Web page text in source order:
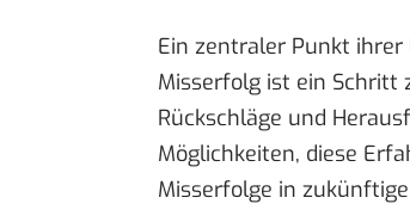
Ein zentraler Punkt ihrer
Misserfolg ist ein Schritt
Rückschläge und
Möglichkeiten, diese
Misserfolge in